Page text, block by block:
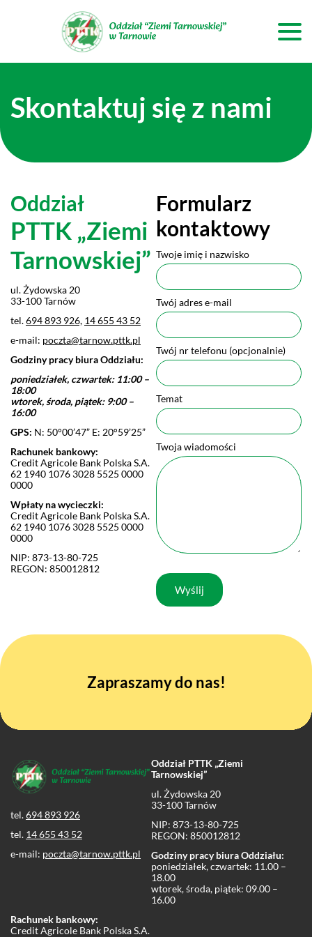
Skontaktuj się z nami
Oddział
PTTK „Ziemi
Tarnowskiej”
ul. Żydowska 20
33-100 Tarnów
tel.694 893 926, 14 655 43 52
e-mail: poczta@tarnow.pttk.pl
Godziny pracy biura Oddziału:
poniedziałek, czwartek: 11:00 –
18:00
wtorek, środa, piątek: 9:00 –
16:00
GPS: N: 50°00’47” E: 20°59’25”
Rachunek bankowy:
Credit Agricole Bank Polska S.A.
62 1940 1076 3028 5525 0000
0000
Wpłaty na wycieczki:
Credit Agricole Bank Polska S.A.
62 1940 1076 3028 5525 0000
0000
NIP: 873-13-80-725
REGON: 850012812
Formularz
kontaktowy
Twoje imię i nazwisko
Twój adres e-mail
Twój nr telefonu (opcjonalnie)
Temat
Twoja wiadomości
Zapraszamy do nas!
tel.694 893 926
tel. 14 655 43 52
e-mail: poczta@tarnow.pttk.pl
Oddział PTTK „Ziemi
Tarnowskiej”
ul. Żydowska 20
33-100 Tarnów
NIP: 873-13-80-725
REGON: 850012812
Godziny pracy biura Oddziału:
poniedziałek, czwartek: 11.00 –
18.00
wtorek, środa, piątek: 09.00 –
16.00
Rachunek bankowy:
Credit Agricole Bank Polska S.A.